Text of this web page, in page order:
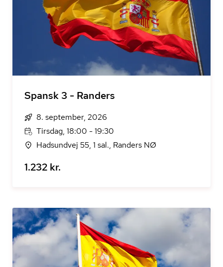
Spansk 3 - Randers
8. september, 2026
Tirsdag, 18:00 - 19:30
Hadsundvej 55, 1 sal., Randers NØ
1.232 kr.